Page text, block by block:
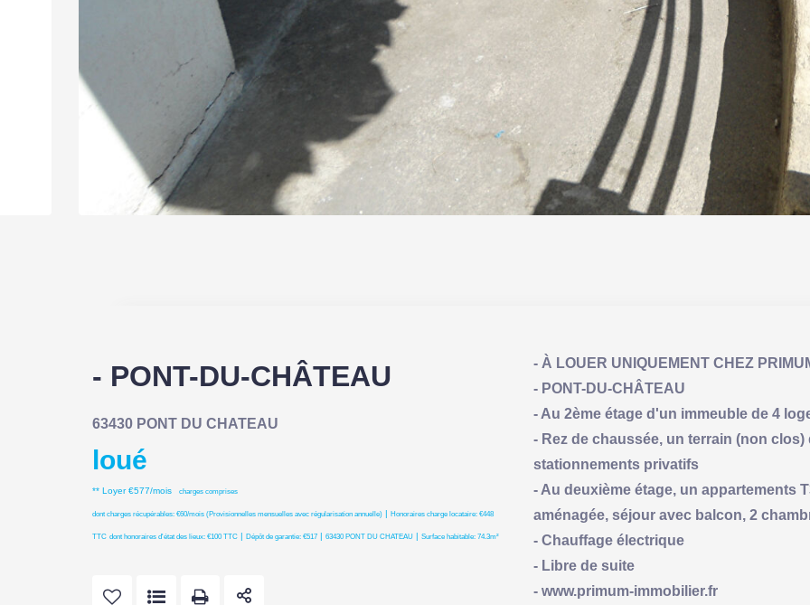
- PONT-DU-CHÂTEAU
63430 PONT DU CHATEAU
loué
** Loyer €577/mois charges comprises
dont charges récupérables: €60/mois (Provisionnelles mensuelles avec régularisation annuelle) | Honoraires charge locataire: €448
TTC dont honoraires d'état des lieux: €100 TTC | Dépôt de garantie: €517 | 63430 PONT DU CHATEAU | Surface habitable: 74.3m²
- À LOUER UNIQUEMENT CHEZ
- PONT-DU-CHÂTEAU
- Au 2ème étage d'un immeuble de 4
- Rez de chaussée, un terrain (non
stationnements privatifs
- Au deuxième étage, un appartements
aménagée, séjour avec balcon, 2
- Chauffage électrique
- Libre de suite
- www.primum-immobilier.fr